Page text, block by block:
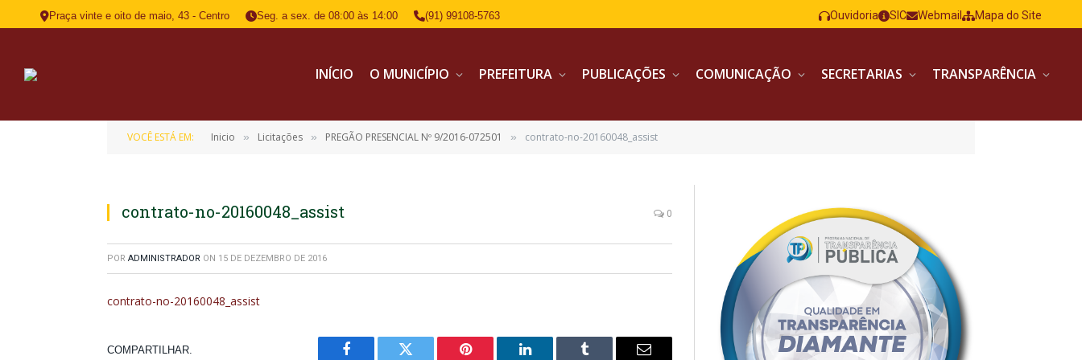
Praça vinte e oito de maio, 43 - Centro Seg. a sex. de 08:00 às 14:00 (91) 99108-5763 Ouvidoria SIC Webmail Mapa do Site
INÍCIO O MUNICÍPIO PREFEITURA PUBLICAÇÕES COMUNICAÇÃO SECRETARIAS TRANSPARÊNCIA
VOCÊ ESTÁ EM: Inicio » Licitações » PREGÃO PRESENCIAL Nº 9/2016-072501 » contrato-no-20160048_assist
contrato-no-20160048_assist 0
POR ADMINISTRADOR ON 15 DE DEZEMBRO DE 2016
contrato-no-20160048_assist
COMPARTILHAR.